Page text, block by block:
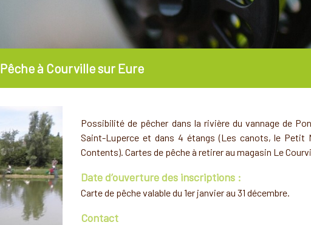
Pêche à Courville sur Eure
Possibilité de pêcher dans la rivière du vannage de
Saint-Luperce et dans 4 étangs (Les canots, le Petit
Contents). Cartes de pêche à retirer au magasin Le
Date d’ouverture des inscriptions :
Carte de pêche valable du 1er janvier au 31 décembre.
Contact